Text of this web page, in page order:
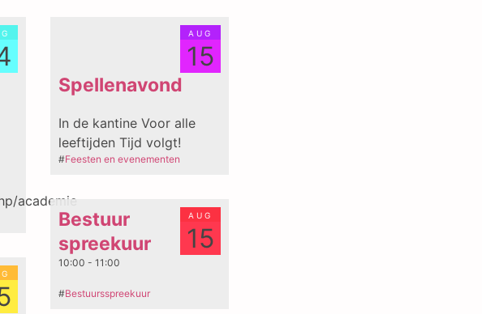
academie
aug
15
Spellenavond
In de kantine Voor alle
leeftijden Tijd volgt!
#Feesten en evenementen
aug
15
Bestuur
spreekuur
10:00 - 11:00
#Bestuursspreekuur